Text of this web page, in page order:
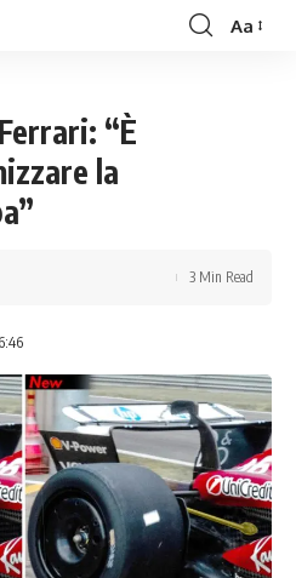
Font
Aa
“È
la
3 Min Read